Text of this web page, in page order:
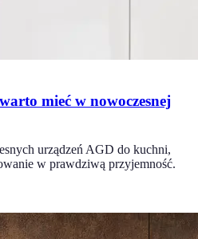
mieć w nowoczesnej
urządzeń AGD do kuchni,
w prawdziwą przyjemność.